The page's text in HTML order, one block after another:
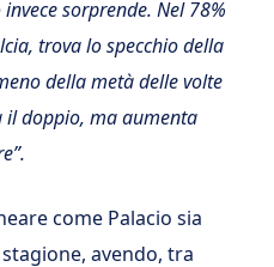
sorprende. Nel 78%
trova lo specchio della
della metà delle volte
il doppio, ma aumenta
come Palacio sia
avendo, tra